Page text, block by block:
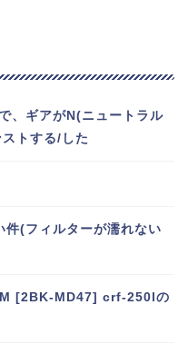
、ギアがN(ニュートラル
トする/した
(フィルターが濡れない
[2BK-MD47] crf-250lの